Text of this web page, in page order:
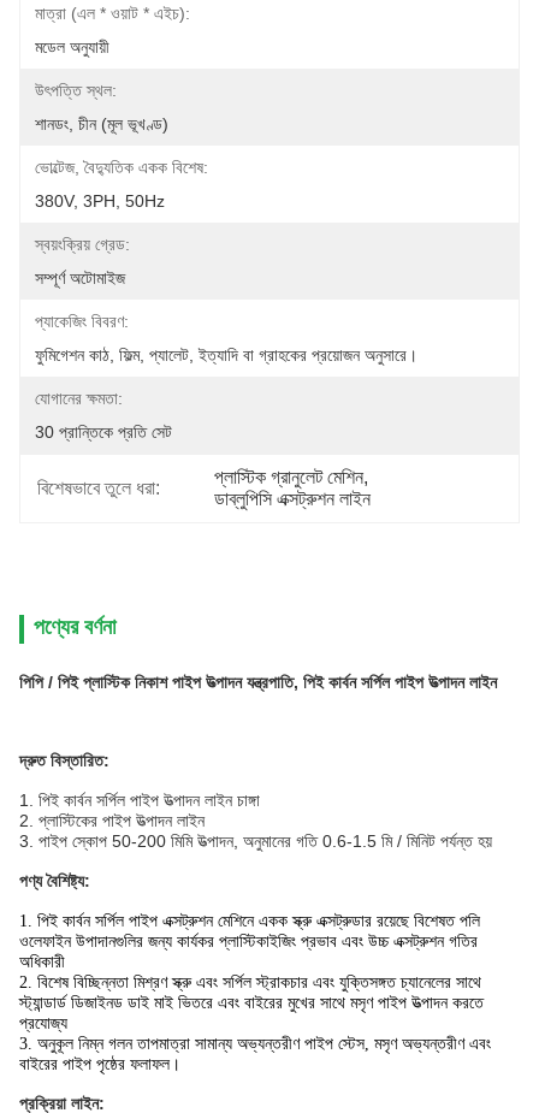
মাত্রা (এল * ওয়াট * এইচ):
মডেল অনুযায়ী
উৎপত্তি স্থল:
শানডং, চীন (মূল ভূখণ্ড)
ভোল্টেজ, বৈদ্যুতিক একক বিশেষ:
380V, 3PH, 50Hz
স্বয়ংক্রিয় গ্রেড:
সম্পূর্ণ অটোমাইজ
প্যাকেজিং বিবরণ:
ফুমিগেশন কাঠ, ফিল্ম, প্যালেট, ইত্যাদি বা গ্রাহকের প্রয়োজন অনুসারে।
যোগানের ক্ষমতা:
30 প্রান্তিকে প্রতি সেট
বিশেষভাবে তুলে ধরা:
প্লাস্টিক গ্রানুলেট মেশিন,
ডাব্লুপিসি এক্সট্রুশন লাইন
পণ্যের বর্ণনা
পিপি / পিই প্লাস্টিক নিকাশ পাইপ উত্পাদন যন্ত্রপাতি, পিই কার্বন সর্পিল পাইপ উত্পাদন লাইন
দ্রুত বিস্তারিত:
1. পিই কার্বন সর্পিল পাইপ উত্পাদন লাইন চাঙ্গা
2. প্লাস্টিকের পাইপ উত্পাদন লাইন
3. পাইপ স্কোপ 50-200 মিমি উত্পাদন, অনুমানের গতি 0.6-1.5 মি / মিনিট পর্যন্ত হয়
পণ্য বৈশিষ্ট্য:
1. পিই কার্বন সর্পিল পাইপ এক্সট্রুশন মেশিনে একক স্ক্রু এক্সট্রুডার রয়েছে বিশেষত পলি
ওলেফাইন উপাদানগুলির জন্য কার্যকর প্লাস্টিকাইজিং প্রভাব এবং উচ্চ এক্সট্রুশন গতির
অধিকারী
2. বিশেষ বিচ্ছিন্নতা মিশ্রণ স্ক্রু এবং সর্পিল স্ট্রাকচার এবং যুক্তিসঙ্গত চ্যানেলের সাথে
স্ট্যান্ডার্ড ডিজাইনড ডাই মাই ভিতরে এবং বাইরের মুখের সাথে মসৃণ পাইপ উত্পাদন করতে
প্রযোজ্য
3. অনুকূল নিম্ন গলন তাপমাত্রা সামান্য অভ্যন্তরীণ পাইপ স্টেস, মসৃণ অভ্যন্তরীণ এবং
বাইরের পাইপ পৃষ্ঠের ফলাফল।
প্রক্রিয়া লাইন: